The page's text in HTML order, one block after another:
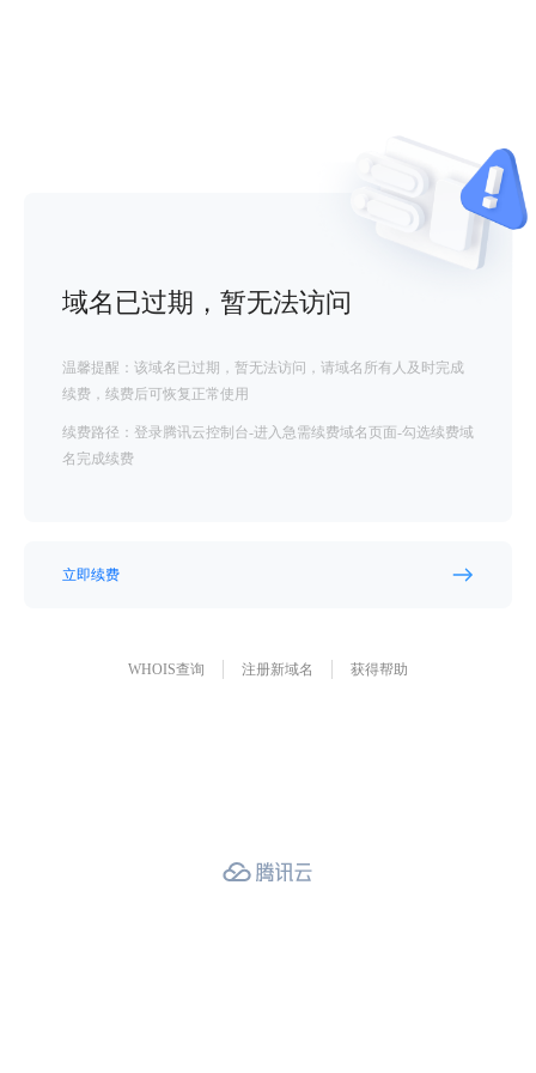
域名已过期，暂无法访问
温馨提醒：该域名已过期，暂无法访问，请域名所有人及时完成
续费，续费后可恢复正常使用
续费路径：登录腾讯云控制台-进入急需续费域名页面-勾选续费域
名完成续费
立即续费
WHOIS查询 注册新域名 获得帮助